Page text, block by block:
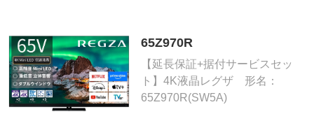
65Z970R
【延長保証+据付サービスセッ
ト】4K液晶レグザ 形名：
65Z970R(SW5A)